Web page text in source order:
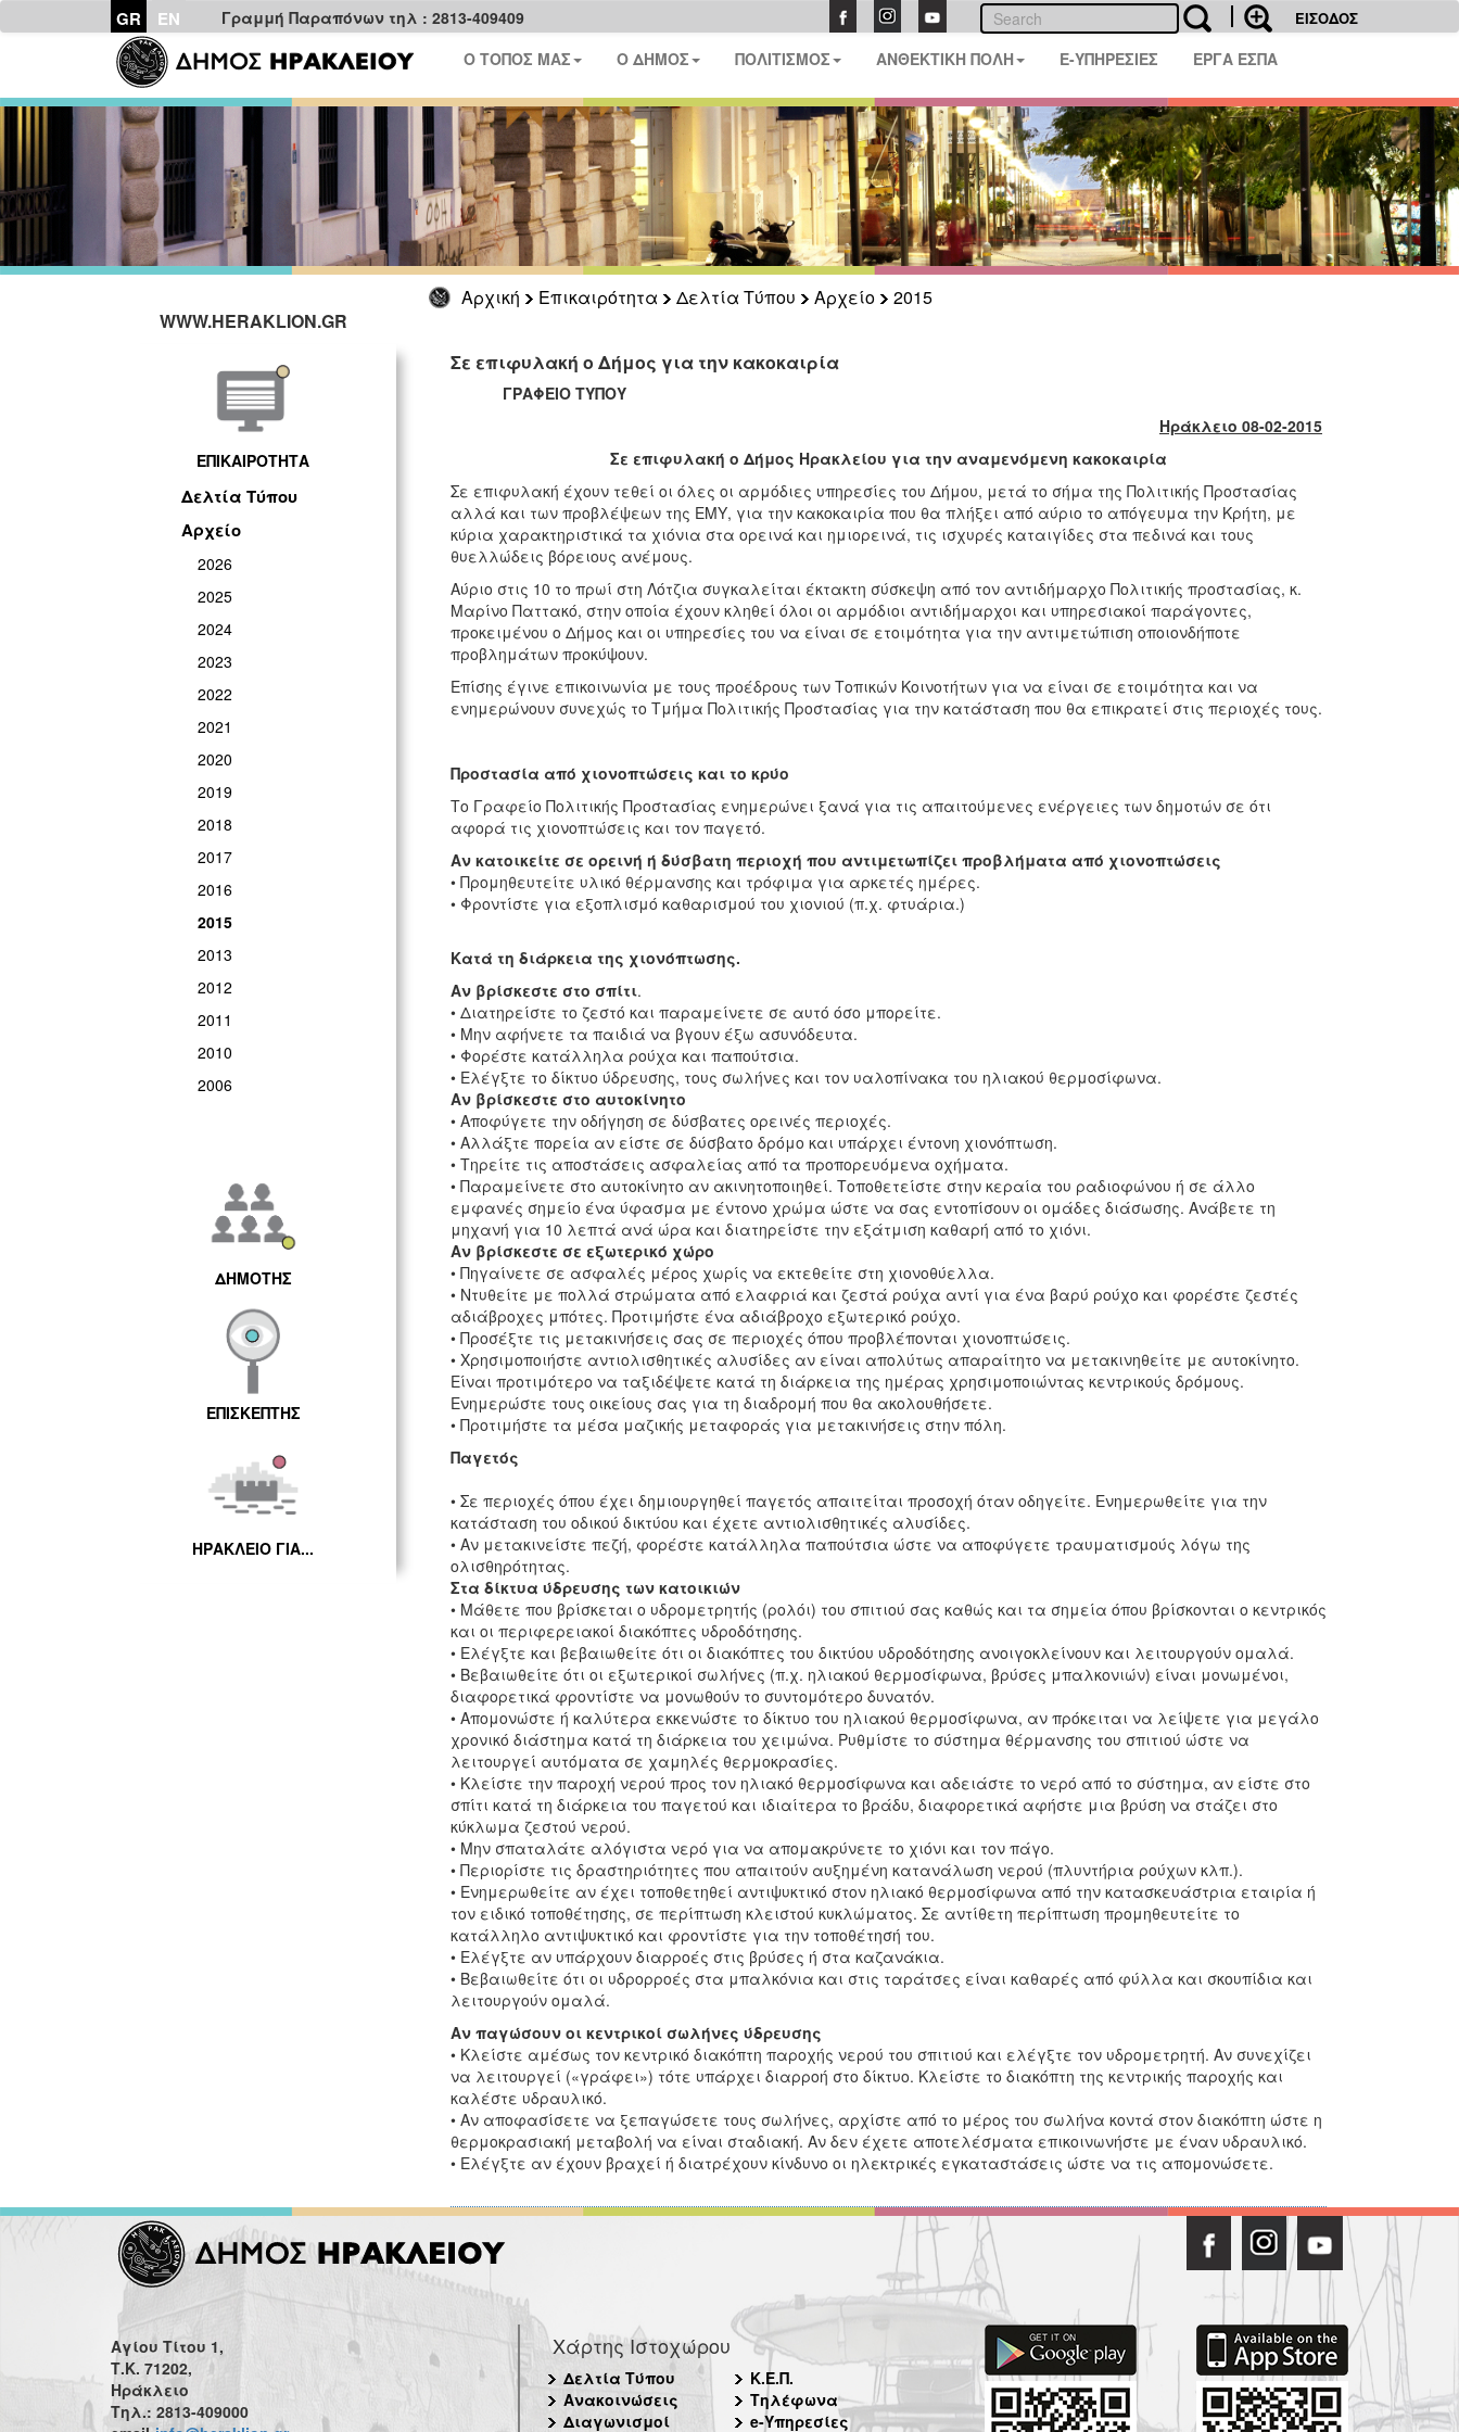
GR EN Γραμμή Παραπόνων τηλ : 2813-409409 ΕΙΣΟΔΟΣ
Ο ΤΟΠΟΣ ΜΑΣ Ο ΔΗΜΟΣ ΠΟΛΙΤΙΣΜΟΣ ΑΝΘΕΚΤΙΚΗ ΠΟΛΗ E-ΥΠΗΡΕΣΙΕΣ ΕΡΓΑ ΕΣΠΑ
Αρχική Επικαιρότητα Δελτία Τύπου Αρχείο
2015
WWW.HERAKLION.GR
ΕΠΙΚΑΙΡΟΤΗΤΑ
Δελτία Τύπου
Αρχείο
2026
2025
2024
2023
2022
2021
2020
2019
2018
2017
2016
2015
2013
2012
2011
2010
2006
ΔΗΜΟΤΗΣ
ΕΠΙΣΚΕΠΤΗΣ
ΗΡΑΚΛΕΙΟ ΓΙΑ...
Σε επιφυλακή ο Δήμος για την κακοκαιρία
ΓΡΑΦΕΙΟ ΤΥΠΟΥ
Ηράκλειο 08-02-2015
Σε επιφυλακή ο Δήμος Ηρακλείου για την αναμενόμενη κακοκαιρία
Σε επιφυλακή έχουν τεθεί οι όλες οι αρμόδιες υπηρεσίες του Δήμου, μετά το σήμα της Πολιτικής Προστασίας
αλλά και των προβλέψεων της ΕΜΥ, για την κακοκαιρία που θα πλήξει από αύριο το απόγευμα την Κρήτη, με
κύρια χαρακτηριστικά τα χιόνια στα ορεινά και ημιορεινά, τις ισχυρές καταιγίδες στα πεδινά και τους
θυελλώδεις βόρειους ανέμους.
Αύριο στις 10 το πρωί στη Λότζια συγκαλείται έκτακτη σύσκεψη από τον αντιδήμαρχο Πολιτικής προστασίας, κ.
Μαρίνο Παττακό, στην οποία έχουν κληθεί όλοι οι αρμόδιοι αντιδήμαρχοι και υπηρεσιακοί παράγοντες,
προκειμένου ο Δήμος και οι υπηρεσίες του να είναι σε ετοιμότητα για την αντιμετώπιση οποιονδήποτε
προβλημάτων προκύψουν.
Επίσης έγινε επικοινωνία με τους προέδρους των Τοπικών Κοινοτήτων για να είναι σε ετοιμότητα και να
ενημερώνουν συνεχώς το Τμήμα Πολιτικής Προστασίας για την κατάσταση που θα επικρατεί στις περιοχές τους.
Προστασία από χιονοπτώσεις και το κρύο
Το Γραφείο Πολιτικής Προστασίας ενημερώνει ξανά για τις απαιτούμενες ενέργειες των δημοτών σε ότι
αφορά τις χιονοπτώσεις και τον παγετό.
Αν κατοικείτε σε ορεινή ή δύσβατη περιοχή που αντιμετωπίζει προβλήματα από χιονοπτώσεις
• Προμηθευτείτε υλικό θέρμανσης και τρόφιμα για αρκετές ημέρες.
• Φροντίστε για εξοπλισμό καθαρισμού του χιονιού (π.χ. φτυάρια.)
Κατά τη διάρκεια της χιονόπτωσης.
Αν βρίσκεστε στο σπίτι.
• Διατηρείστε το ζεστό και παραμείνετε σε αυτό όσο μπορείτε.
• Μην αφήνετε τα παιδιά να βγουν έξω ασυνόδευτα.
• Φορέστε κατάλληλα ρούχα και παπούτσια.
• Ελέγξτε το δίκτυο ύδρευσης, τους σωλήνες και τον υαλοπίνακα του ηλιακού θερμοσίφωνα.
Αν βρίσκεστε στο αυτοκίνητο
• Αποφύγετε την οδήγηση σε δύσβατες ορεινές περιοχές.
• Αλλάξτε πορεία αν είστε σε δύσβατο δρόμο και υπάρχει έντονη χιονόπτωση.
• Τηρείτε τις αποστάσεις ασφαλείας από τα προπορευόμενα οχήματα.
• Παραμείνετε στο αυτοκίνητο αν ακινητοποιηθεί. Τοποθετείστε στην κεραία του ραδιοφώνου ή σε άλλο
εμφανές σημείο ένα ύφασμα με έντονο χρώμα ώστε να σας εντοπίσουν οι ομάδες διάσωσης. Ανάβετε τη
μηχανή για 10 λεπτά ανά ώρα και διατηρείστε την εξάτμιση καθαρή από το χιόνι.
Αν βρίσκεστε σε εξωτερικό χώρο
• Πηγαίνετε σε ασφαλές μέρος χωρίς να εκτεθείτε στη χιονοθύελλα.
• Ντυθείτε με πολλά στρώματα από ελαφριά και ζεστά ρούχα αντί για ένα βαρύ ρούχο και φορέστε ζεστές
αδιάβροχες μπότες. Προτιμήστε ένα αδιάβροχο εξωτερικό ρούχο.
• Προσέξτε τις μετακινήσεις σας σε περιοχές όπου προβλέπονται χιονοπτώσεις.
• Χρησιμοποιήστε αντιολισθητικές αλυσίδες αν είναι απολύτως απαραίτητο να μετακινηθείτε με αυτοκίνητο.
Είναι προτιμότερο να ταξιδέψετε κατά τη διάρκεια της ημέρας χρησιμοποιώντας κεντρικούς δρόμους.
Ενημερώστε τους οικείους σας για τη διαδρομή που θα ακολουθήσετε.
• Προτιμήστε τα μέσα μαζικής μεταφοράς για μετακινήσεις στην πόλη.
Παγετός
• Σε περιοχές όπου έχει δημιουργηθεί παγετός απαιτείται προσοχή όταν οδηγείτε. Ενημερωθείτε για την
κατάσταση του οδικού δικτύου και έχετε αντιολισθητικές αλυσίδες.
• Αν μετακινείστε πεζή, φορέστε κατάλληλα παπούτσια ώστε να αποφύγετε τραυματισμούς λόγω της
ολισθηρότητας.
Στα δίκτυα ύδρευσης των κατοικιών
• Μάθετε που βρίσκεται ο υδρομετρητής (ρολόι) του σπιτιού σας καθώς και τα σημεία όπου βρίσκονται ο κεντρικός
και οι περιφερειακοί διακόπτες υδροδότησης.
• Ελέγξτε και βεβαιωθείτε ότι οι διακόπτες του δικτύου υδροδότησης ανοιγοκλείνουν και λειτουργούν ομαλά.
• Βεβαιωθείτε ότι οι εξωτερικοί σωλήνες (π.χ. ηλιακού θερμοσίφωνα, βρύσες μπαλκονιών) είναι μονωμένοι,
διαφορετικά φροντίστε να μονωθούν το συντομότερο δυνατόν.
• Απομονώστε ή καλύτερα εκκενώστε το δίκτυο του ηλιακού θερμοσίφωνα, αν πρόκειται να λείψετε για μεγάλο
χρονικό διάστημα κατά τη διάρκεια του χειμώνα. Ρυθμίστε το σύστημα θέρμανσης του σπιτιού ώστε να
λειτουργεί αυτόματα σε χαμηλές θερμοκρασίες.
• Κλείστε την παροχή νερού προς τον ηλιακό θερμοσίφωνα και αδειάστε το νερό από το σύστημα, αν είστε στο
σπίτι κατά τη διάρκεια του παγετού και ιδιαίτερα το βράδυ, διαφορετικά αφήστε μια βρύση να στάζει στο
κύκλωμα ζεστού νερού.
• Μην σπαταλάτε αλόγιστα νερό για να απομακρύνετε το χιόνι και τον πάγο.
• Περιορίστε τις δραστηριότητες που απαιτούν αυξημένη κατανάλωση νερού (πλυντήρια ρούχων κλπ.).
• Ενημερωθείτε αν έχει τοποθετηθεί αντιψυκτικό στον ηλιακό θερμοσίφωνα από την κατασκευάστρια εταιρία ή
τον ειδικό τοποθέτησης, σε περίπτωση κλειστού κυκλώματος. Σε αντίθετη περίπτωση προμηθευτείτε το
κατάλληλο αντιψυκτικό και φροντίστε για την τοποθέτησή του.
• Ελέγξτε αν υπάρχουν διαρροές στις βρύσες ή στα καζανάκια.
• Βεβαιωθείτε ότι οι υδρορροές στα μπαλκόνια και στις ταράτσες είναι καθαρές από φύλλα και σκουπίδια και
λειτουργούν ομαλά.
Αν παγώσουν οι κεντρικοί σωλήνες ύδρευσης
• Κλείστε αμέσως τον κεντρικό διακόπτη παροχής νερού του σπιτιού και ελέγξτε τον υδρομετρητή. Αν συνεχίζει
να λειτουργεί («γράφει») τότε υπάρχει διαρροή στο δίκτυο. Κλείστε το διακόπτη της κεντρικής παροχής και
καλέστε υδραυλικό.
• Αν αποφασίσετε να ξεπαγώσετε τους σωλήνες, αρχίστε από το μέρος του σωλήνα κοντά στον διακόπτη ώστε η
θερμοκρασιακή μεταβολή να είναι σταδιακή. Αν δεν έχετε αποτελέσματα επικοινωνήστε με έναν υδραυλικό.
• Ελέγξτε αν έχουν βραχεί ή διατρέχουν κίνδυνο οι ηλεκτρικές εγκαταστάσεις ώστε να τις απομονώσετε.
Αγίου Τίτου 1,
Τ.Κ. 71202,
Ηράκλειο
Τηλ.: 2813-409000
Χάρτης Ιστοχώρου
Δελτία Τύπου
Ανακοινώσεις
Διαγωνισμοί
Κ.Ε.Π.
Τηλέφωνα
e-Υπηρεσίες